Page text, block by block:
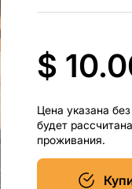
$
Цена указана
будет
проживания.